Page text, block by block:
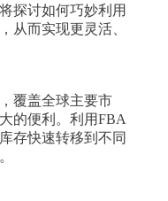
探讨如何巧妙利用
从而实现更灵活、
覆盖全球主要市
的便利。利用FBA
存快速转移到不同